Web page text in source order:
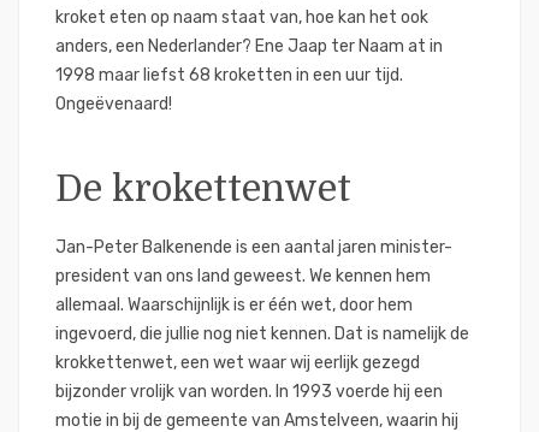
kroket eten op naam staat van, hoe kan het ook
anders, een Nederlander? Ene Jaap ter Naam at in
1998 maar liefst 68 kroketten in een uur tijd.
Ongeëvenaard!
De krokettenwet
Jan-Peter Balkenende is een aantal jaren minister-
president van ons land geweest. We kennen hem
allemaal. Waarschijnlijk is er één wet, door hem
ingevoerd, die jullie nog niet kennen. Dat is namelijk de
krokkettenwet, een wet waar wij eerlijk gezegd
bijzonder vrolijk van worden. In 1993 voerde hij een
motie in bij de gemeente van Amstelveen, waarin hij